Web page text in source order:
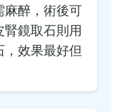
麻醉，術後可
鏡取石則用
效果最好但